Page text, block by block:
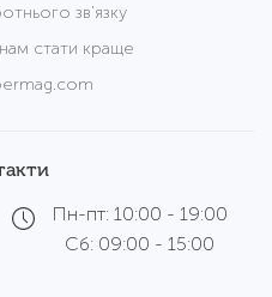
зв'язку
стати краще
Пн-пт: 10:00 - 19:00
Сб: 09:00 - 15:00